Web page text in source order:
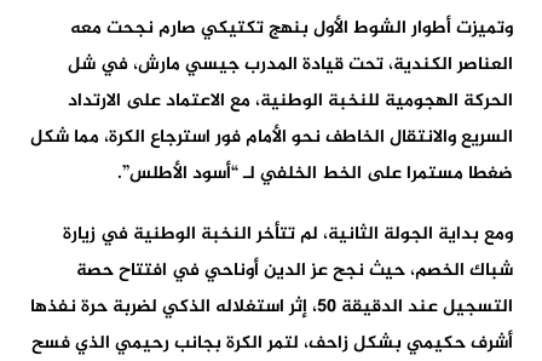
وتميزت أطوار الشوط الأول بنهج تكتيكي صارم نجحت معه
العناصر الكندية، تحت قيادة المدرب جيسي مارش، في شل
الحركة الهجومية للنخبة الوطنية، مع الاعتماد على الارتداد
السريع والانتقال الخاطف نحو الأمام فور استرجاع الكرة، مما شكل
ضغطا مستمرا على الخط الخلفي لـ “أسود الأطلس”.
ومع بداية الجولة الثانية، لم تتأخر النخبة الوطنية في زيارة
شباك الخصم، حيث نجح عز الدين أوناحي في افتتاح حصة
التسجيل عند الدقيقة 50، إثر استغلاله الذكي لضربة حرة نفذها
أشرف حكيمي بشكل زاحف، لتمر الكرة بجانب رحيمي الذي فسح